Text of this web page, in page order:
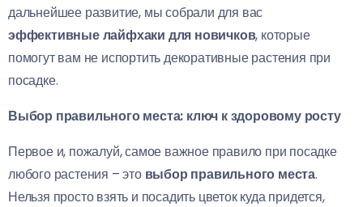
дальнейшее развитие, мы собрали для вас
эффективные лайфхаки для новичков, которые
помогут вам не испортить декоративные растения при
посадке.
Выбор правильного места: ключ к здоровому росту
Первое и, пожалуй, самое важное правило при посадке
любого растения – это выбор правильного места.
Нельзя просто взять и посадить цветок куда придется,